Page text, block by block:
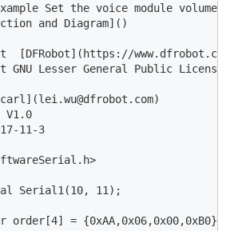
Set the voice module volume
and Diagram]()
[DFRobot](https://
GNU Lesser General Public License
V1.0
11-3
Serial1(10, 11);
order[4] = {0xAA,0x06,0x00,0xB0};